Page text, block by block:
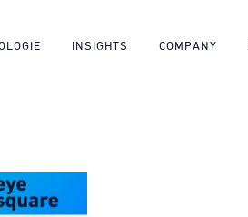
INSIGHTS COMPANY